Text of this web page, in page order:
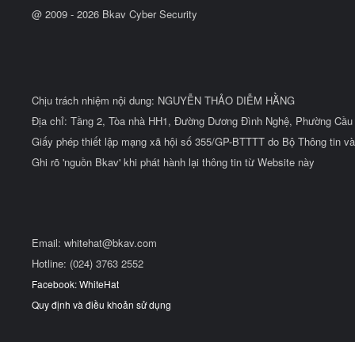
@ 2009 - 2026 Bkav Cyber Security
Chịu trách nhiệm nội dung: NGUYỄN THẢO DIỄM HẰNG
Địa chỉ: Tầng 2, Tòa nhà HH1, Đường Dương Đình Nghệ, Phường
Giấy phép thiết lập mạng xã hội số 355/GP-BTTTT do Bộ Thông tin
Ghi rõ 'nguồn Bkav' khi phát hành lại thông tin từ Website này
Email: whitehat@bkav.com
Hotline: (024) 3763 2552
Facebook: WhiteHat
Quy định và điều khoản sử dụng